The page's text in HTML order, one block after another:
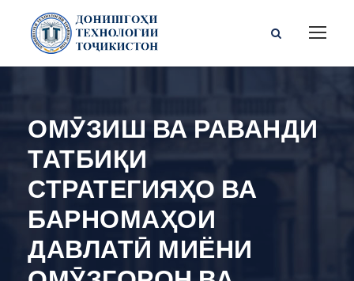
ОМӮЗИШ ВА РАВАНДИ
ТАТБИҚИ
СТРАТЕГИЯҲО ВА
БАРНОМАҲОИ
ДАВЛАТӢ МИЁНИ